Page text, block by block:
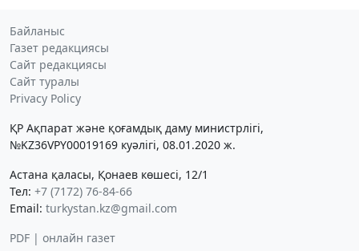
Байланыс
Газет редакциясы
Сайт редакциясы
Сайт туралы
Privacy Policy
ҚР Ақпарат және қоғамдық даму министрлігі,
№KZ36VPY00019169 куәлігі, 08.01.2020 ж.
Астана қаласы, Қонаев көшесі, 12/1
Тел: +7 (7172) 76-84-66
Email: turkystan.kz@gmail.com
PDF | онлайн газет